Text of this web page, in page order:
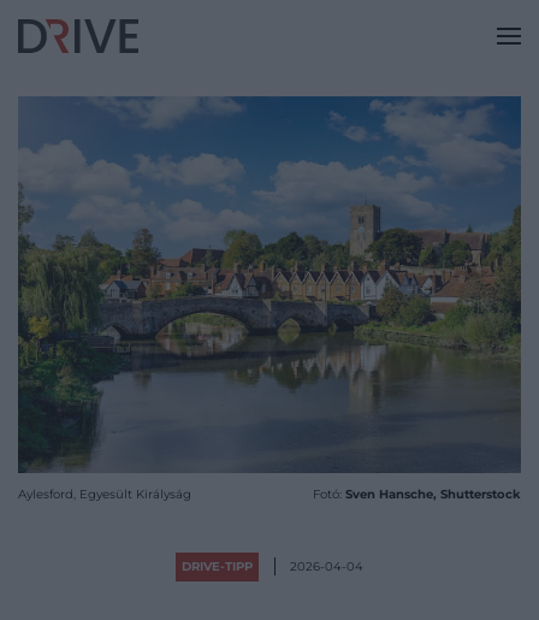
Aylesford, Egyesült Királyság Fotó: Sven Hansche, Shutterstock
DRIVE-TIPP 2026-04-04